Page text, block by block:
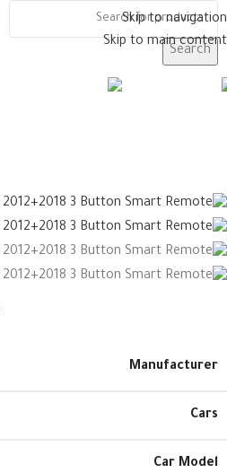
Skip to navigation
Skip to main content
Search
Manufacturer
Cars
Car Model